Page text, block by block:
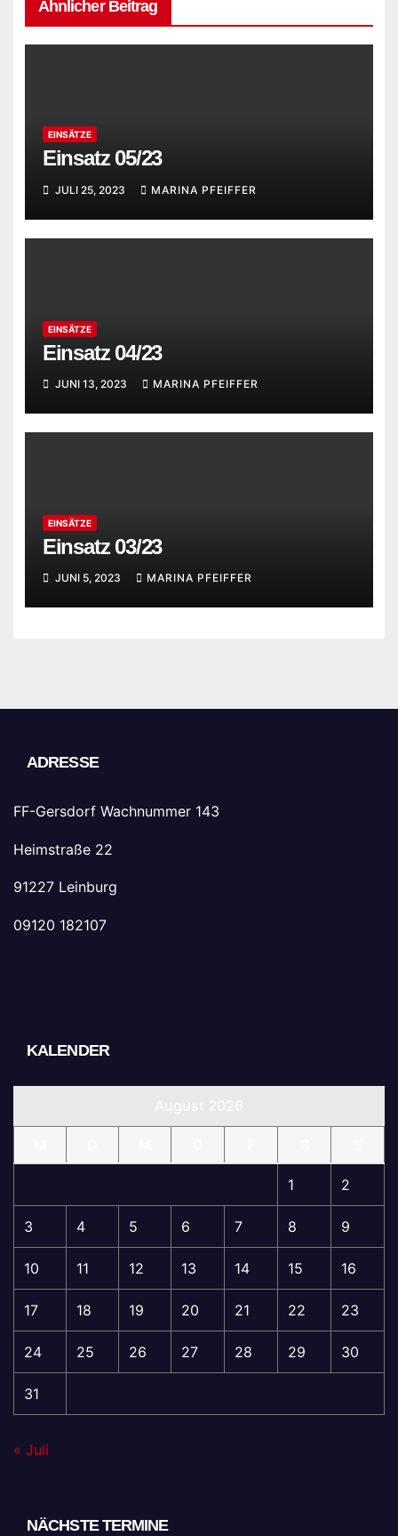
Ähnlicher Beitrag
EINSÄTZE
Einsatz 05/23
JULI 25, 2023 MARINA PFEIFFER
EINSÄTZE
Einsatz 04/23
JUNI 13, 2023 MARINA PFEIFFER
EINSÄTZE
Einsatz 03/23
JUNI 5, 2023 MARINA PFEIFFER
ADRESSE
FF-Gersdorf Wachnummer 143
Heimstraße 22
91227 Leinburg
09120 182107
KALENDER
1 2
3 4 5 6 7 8 9
10 11 12 13 14 15 16
17 18 19 20 21 22 23
24 25 26 27 28 29 30
31
« Juli
NÄCHSTE TERMINE